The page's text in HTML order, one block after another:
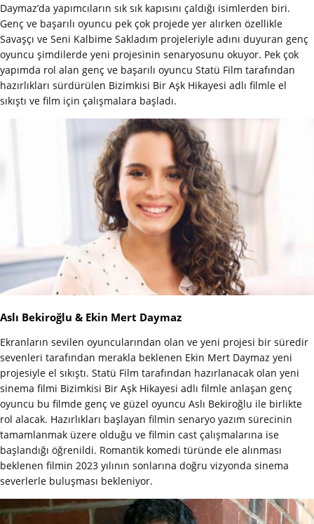
Daymaz’da yapımcıların sık sık kapısını çaldığı isimlerden biri.
Genç ve başarılı oyuncu pek çok projede yer alırken özellikle
Savaşçı ve Seni Kalbime Sakladım projeleriyle adını duyuran genç
oyuncu şimdilerde yeni projesinin senaryosunu okuyor. Pek çok
yapımda rol alan genç ve başarılı oyuncu Statü Film tarafından
hazırlıkları sürdürülen Bizimkisi Bir Aşk Hikayesi adlı filmle el
sıkıştı ve film için çalışmalara başladı.
Aslı Bekiroğlu & Ekin Mert Daymaz
Ekranların sevilen oyuncularından olan ve yeni projesi bir süredir
sevenleri tarafından merakla beklenen Ekin Mert Daymaz yeni
projesiyle el sıkıştı. Statü Film tarafından hazırlanacak olan yeni
sinema filmi Bizimkisi Bir Aşk Hikayesi adlı filmle anlaşan genç
oyuncu bu filmde genç ve güzel oyuncu Aslı Bekiroğlu ile birlikte
rol alacak. Hazırlıkları başlayan filmin senaryo yazım sürecinin
tamamlanmak üzere olduğu ve filmin cast çalışmalarına ise
başlandığı öğrenildi. Romantik komedi türünde ele alınması
beklenen filmin 2023 yılının sonlarına doğru vizyonda sinema
severlerle buluşması bekleniyor.